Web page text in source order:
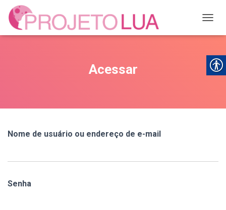
Acessar
Nome de usuário ou endereço de e-mail
Senha